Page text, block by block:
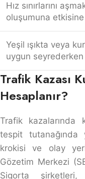
Hız sınırlarını
oluşumuna
Yeşil ışıkta veya
uygun seyrederken
Trafik Kazası
Hesaplanır?
Trafik kazalarında
tespit
krokisi ve olay
Gözetim Merkezi
Sigorta şirketleri,